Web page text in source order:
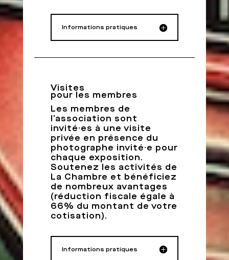
Informations pratiques
Visites
pour les membres
Les membres de
l’association sont
invité·es à une visite
privée en présence du
photographe invité·e pour
chaque exposition.
Soutenez les activités de
La Chambre et bénéficiez
de nombreux avantages
(réduction fiscale égale à
66% du montant de votre
cotisation).
Informations pratiques